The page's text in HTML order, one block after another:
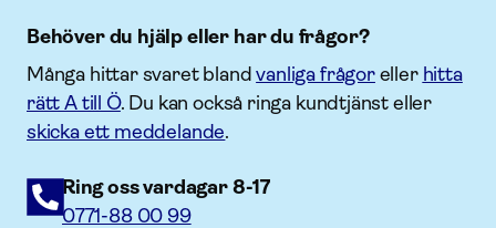
Behöver du hjälp eller har du frågor?
Många hittar svaret blandvanliga frågoreller hitta
rätt A till Ö. Du kan också ringa kundtjänst eller
skicka ett meddelande.
Ring oss vardagar 8-17
0771-88 00 99